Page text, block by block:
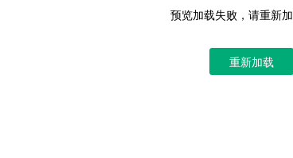
预览加载失败，请重新
重新加载